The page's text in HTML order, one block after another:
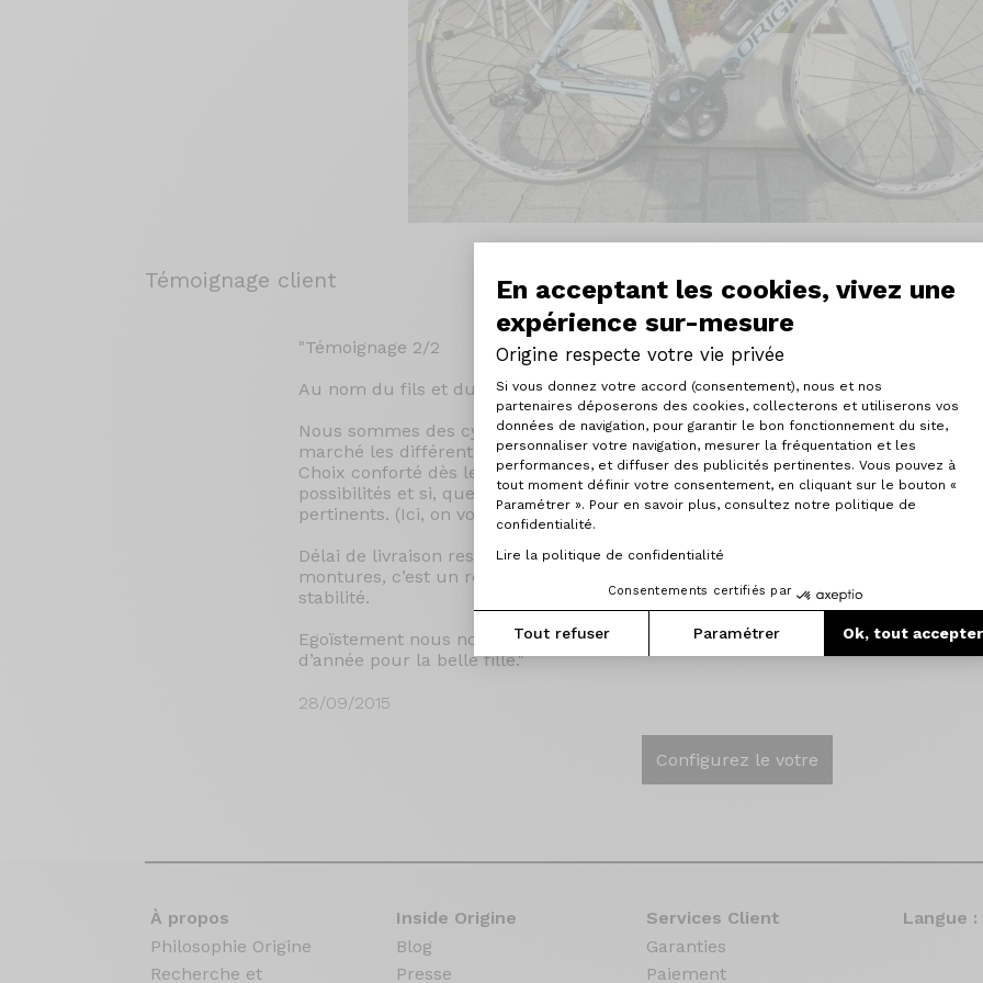
En acceptant les cookies, vivez une
expérience sur-mesure
Origine respecte votre vie privée
Plateforme de Gestion du
Si vous donnez votre accord (consentement), nous et nos
partenaires déposerons des cookies, collecterons et utiliserons vos
données de navigation, pour garantir le bon fonctionnement du site,
personnaliser votre navigation, mesurer la fréquentation et les
performances, et diffuser des publicités pertinentes. Vous pouvez à
tout moment définir votre consentement, en cliquant sur le bouton «
Paramétrer ». Pour en savoir plus, consultez notre politique de
confidentialité.
Lire la politique de confidentialité
Consentements certifiés par
Tout refuser Paramétrer Ok, tout accepter
Axeptio consent
Témoignage client
"Témoignage 2/2
Au nom du fils et du père
Nous sommes des cyclotouristes aimant la petite reine. Après avoir analysé,
marché les différentes offres, notre choix s’est porté sur cette jeune entreprise
Choix conforté dès les premiers contacts sur leur site avec un configurateur
possibilités et si, quelques explications sont nécessaires, le téléphone est là
pertinents. (Ici, on vous rappelle).
Délai de livraison respecté, enfin le moment attendu…. sans chercher à
montures, c’est un réel plaisir tant sur le plan du confort, des reprises, de la
stabilité.
Egoïstement nous nous souhaitons bonne route …. Et ce n’est pas fini, un 3
d’année pour la belle fille."
28/09/2015
Configurez le votre
À propos
Philosophie Origine
Recherche et
Inside Origine
Blog
Presse
Services Client
Garanties
Paiement
Langue :